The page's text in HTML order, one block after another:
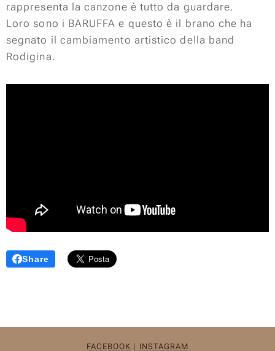
rappresenta la canzone è tutto da guardare.
Loro sono i BARUFFA e questo è il brano che ha
segnato il cambiamento artistico della band
Rodigina.
Share
FACEBOOK | INSTAGRAM